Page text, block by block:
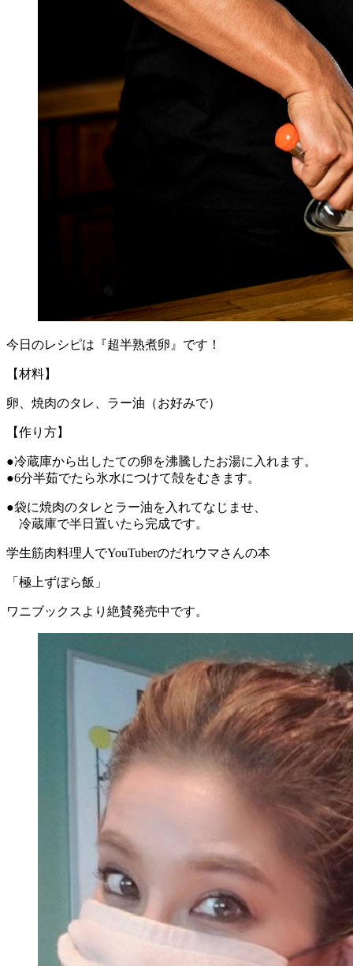
今日のレシピは『超半熟煮卵』です！
【材料】
卵、焼肉のタレ、ラー油（お好みで）
【作り方】
●冷蔵庫から出したての卵を沸騰したお湯に入れます。
●6分半茹でたら氷水につけて殻をむきます。
●袋に焼肉のタレとラー油を入れてなじませ、
冷蔵庫で半日置いたら完成です。
学生筋肉料理人でYouTuberのだれウマさんの本
「極上ずぼら飯」
ワニブックスより絶賛発売中です。